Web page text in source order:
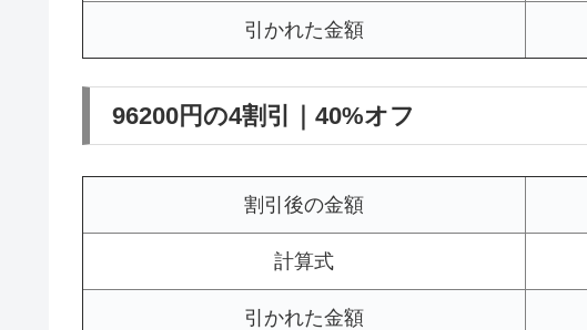
引かれた金額
96200円の4割引｜40%オフ
割引後の金額
計算式
引かれた金額